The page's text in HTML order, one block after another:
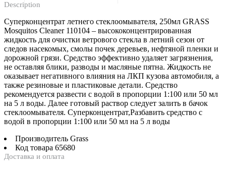
Description
Суперконцентрат летнего стеклоомывателя, 250мл GRASS
Mosquitos Cleaner 110104 – высококонцентрированная
жидкость для очистки ветрового стекла в летний сезон от
следов насекомых, смолы почек деревьев, нефтяной пленки и
дорожной грязи. Средство эффективно удаляет загрязнения,
не оставляя блики, разводы и масляные пятна. Жидкость не
оказывает негативного влияния на ЛКП кузова автомобиля, а
также резиновые и пластиковые детали. Средство
рекомендуется развести с водой в пропорции 1:100 или 50 мл
на 5 л воды. Далее готовый раствор следует залить в бачок
стеклоомывателя. Суперконцентрат,Разбавить средство с
водой в пропорции 1:100 или 50 мл на 5 л воды
Производитель Grass
Код товара 65680
Доставка и оплата